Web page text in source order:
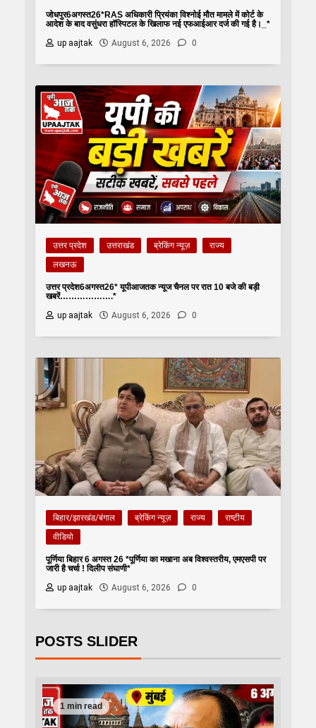
जोधपुर6अगस्त26*RAS अधिकारी प्रियंका विश्नोई मौत मामले में कोर्ट के
आदेश के बाद वसुंधरा हॉस्पिटल के खिलाफ नई एफआईआर दर्ज की गई है।_*
up aajtak
August 6, 2026 0
उत्तर प्रदेश उत्तराखंड ब्रेकिंग न्यूज़
राज्य
लखनऊ
उत्तर प्रदेश6अगस्त26* यूपीआजतक न्यूज चैनल पर रात 10 बजे की बड़ी
खबरें……………….*
up aajtak
August 6, 2026 0
बिहार/झारखंड/बंगाल ब्रेकिंग न्यूज़ राज्य
राष्टीय
वीडियो
पूर्णिया बिहार 6 अगस्त 26 *पूर्णिया का मखाना अब विश्वस्तरीय, एमएसपी पर
जारी है चर्चा ! दिलीप संघाणी*
up aajtak
August 6, 2026 0
POSTS SLIDER
1 min read